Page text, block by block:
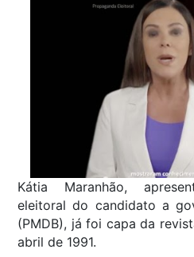
Kátia Maranhão,
eleitoral do candidato a
(PMDB), já foi capa da
abril de 1991.